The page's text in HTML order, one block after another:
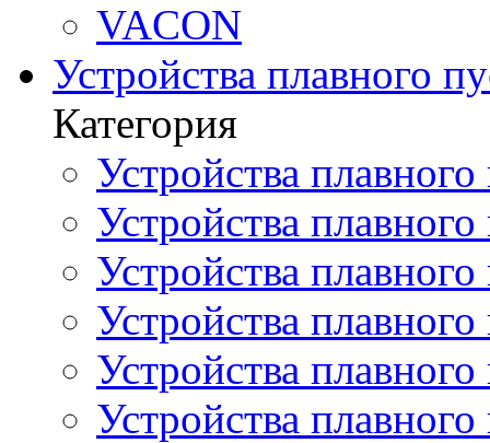
VACON
Устройства плавного
Категория
Устройства
Устройства
Устройства
Устройства
Устройства
Устройства